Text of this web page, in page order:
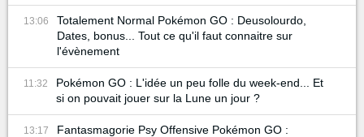
13:06
Totalement Normal Pokémon GO : Deusolourdo,
Dates, bonus... Tout ce qu'il faut connaitre sur
l'évènement
11:32
Pokémon GO : L'idée un peu folle du week-end... Et
si on pouvait jouer sur la Lune un jour ?
13:17
Fantasmagorie Psy Offensive Pokémon GO :